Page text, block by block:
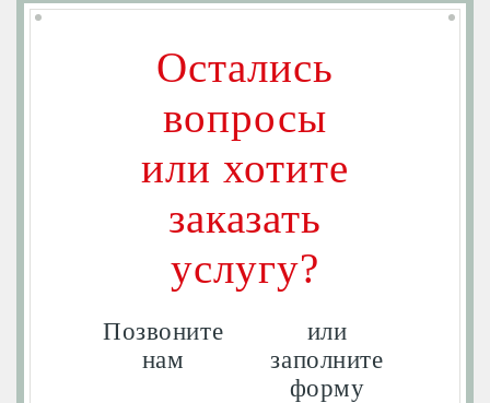
Остались
вопросы
или хотите
заказать
услугу?
Позвоните
нам
или
заполните
форму